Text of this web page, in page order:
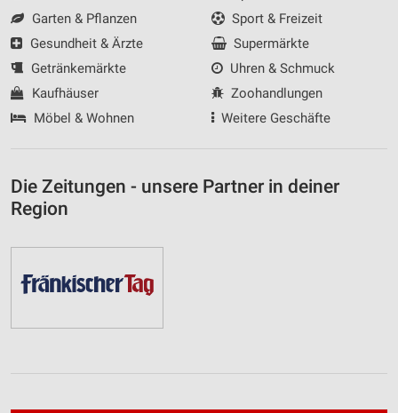
Garten & Pflanzen
Gesundheit & Ärzte
Getränkemärkte
Kaufhäuser
Möbel & Wohnen
Sport & Freizeit
Supermärkte
Uhren & Schmuck
Zoohandlungen
Weitere Geschäfte
Die Zeitungen - unsere Partner in deiner
Region